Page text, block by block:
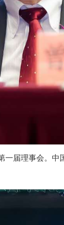
届理事会。